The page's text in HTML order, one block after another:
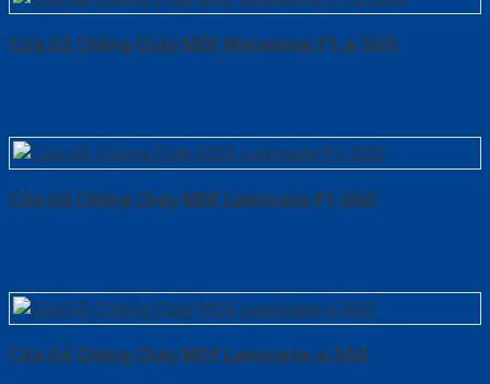
Cửa Gỗ Chống Cháy MDF Melamine P1-a-SGD
Cửa Gỗ Chống Cháy MDF Laminate P1-SGD
Cửa Gỗ Chống Cháy MDF Laminate-a-SGD